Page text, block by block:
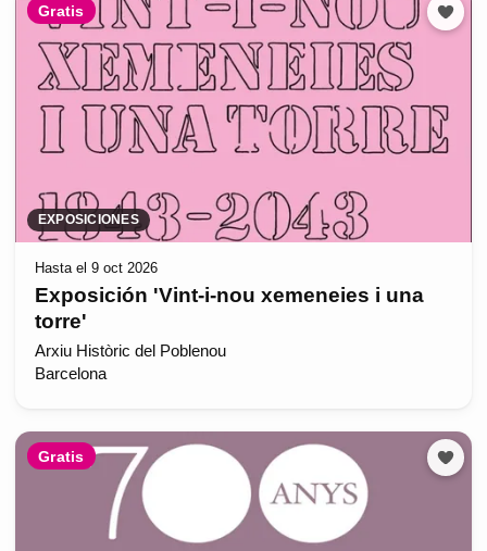
Gratis
EXPOSICIONES
Hasta el 9 oct 2026
Exposición 'Vint-i-nou xemeneies i una
torre'
Arxiu Històric del Poblenou
Barcelona
Gratis